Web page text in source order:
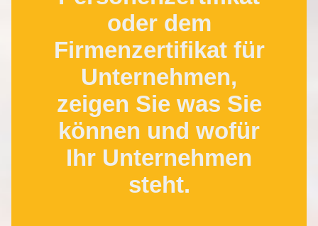
oder dem
Firmenzertifikat für
Unternehmen,
zeigen Sie was Sie
können und wofür
Ihr Unternehmen
steht.